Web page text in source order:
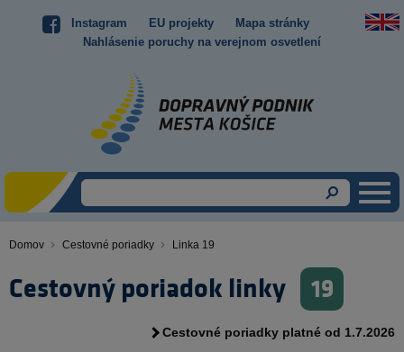
Instagram EU projekty
Mapa stránky
Nahlásenie poruchy na verejnom osvetlení
Domov Cestovné poriadky Linka 19
Cestovný poriadok linky 19
Cestovné poriadky platné od 1.7.2026